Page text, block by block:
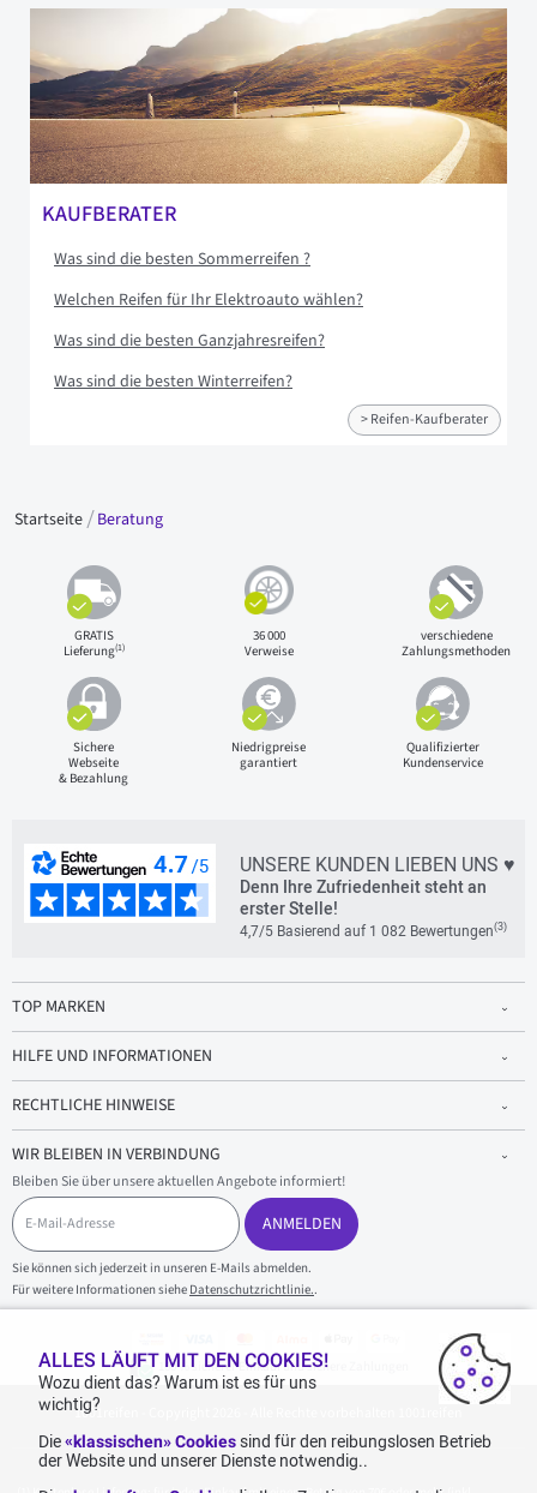
KAUFBERATER
Was sind die besten Sommerreifen ?
Welchen Reifen für Ihr Elektroauto wählen?
Was sind die besten Ganzjahresreifen?
Was sind die besten Winterreifen?
> Reifen-Kaufberater
Startseite Beratung
GRATIS
Lieferung(1)
36 000
Verweise
verschiedene
Zahlungsmethoden
Sichere
Webseite
& Bezahlung
Niedrigpreise
garantiert
Qualifizierter
Kundenservice
UNSERE KUNDEN LIEBEN UNS ♥
Denn Ihre Zufriedenheit steht an
erster Stelle!
4,7/5 Basierend auf 1 082 Bewertungen(3)
TOP MARKEN
HILFE UND INFORMATIONEN
RECHTLICHE HINWEISE
WIR BLEIBEN IN VERBINDUNG
Bleiben Sie über unsere aktuellen Angebote informiert!
E
-
M
a
i
l
ANMELDEN
Sie können sich jederzeit in unseren E-Mails abmelden.
Für weitere Informationen siehe Datenschutzrichtlinie..
100 % sicherer Einkauf und sichere Zahlungen
1001reifen - Copyright 2026 - Alle Rechte vorbehalten 1001reifen
ALLES LÄUFT MIT DEN COOKIES!
Wozu dient das? Warum ist es für uns
wichtig?
Die«klassischen» Cookiessind für den reibungslosen Betrieb
der Website und unserer Dienste notwendig..